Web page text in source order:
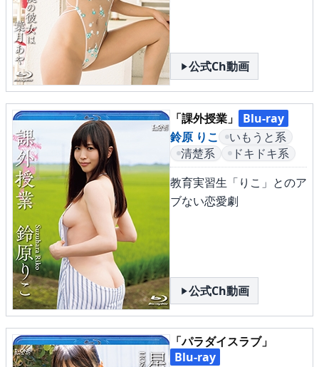
▶会社概要
▶ お問い合わせフォーム
公式Ch動画
「課外授業」
Blu-ray
鈴原 りこ
いもうと系
清楚系
ドキドキ系
教育実習生「りこ」とのア
ブない恋愛劇
公式Ch動画
「パラダイスラブ」
Blu-ray